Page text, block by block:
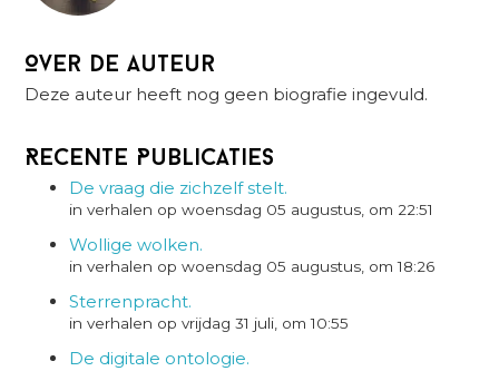
Over de auteur
Deze auteur heeft nog geen biografie ingevuld.
Recente Publicaties
De vraag die zichzelf stelt.
in verhalen op woensdag 05 augustus, om 22:51
Wollige wolken.
in verhalen op woensdag 05 augustus, om 18:26
Sterrenpracht.
in verhalen op vrijdag 31 juli, om 10:55
De digitale ontologie.